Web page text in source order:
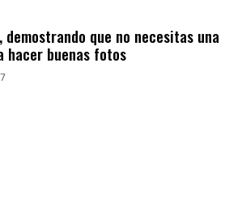
demostrando que no necesitas una
hacer buenas fotos